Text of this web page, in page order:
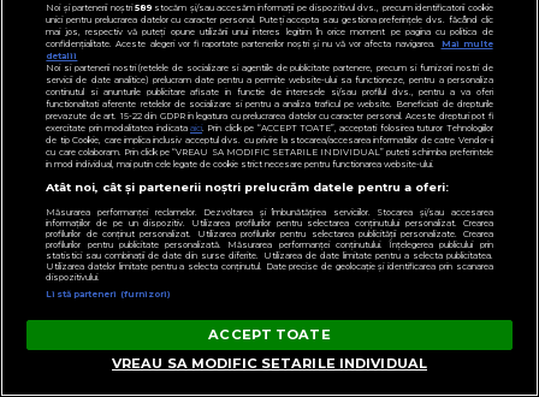
Noi și partenerii noștri589stocăm și/sau accesăm informații pe dispozitivul dvs., precum identificatorii cookie
unici pentru prelucrarea datelor cu caracter personal. Puteți accepta sau gestiona preferințele dvs. făcând clic
mai jos, respectiv vă puteți opune utilizării unui interes legitim în orice moment pe pagina cu politica de
confidențialitate. Aceste alegeri vor fi raportate partenerilor noștri și nu vă vor afecta navigarea.
Mai multe
detalii
Noi si partenerii nostri (retelele de socializare si agentiile de publicitate partenere, precum si furnizorii nostri de
servicii de date analitice) prelucram date pentru a permite website-ului sa functioneze, pentru a personaliza
continutul si anunturile publicitare afisate in functie de interesele si/sau profilul dvs., pentru a va oferi
functionalitati aferente retelelor de socializare si pentru a analiza traficul pe website. Beneficiati de drepturile
prevazute de art. 15-22 din GDPR in legatura cu prelucrarea datelor cu caracter personal. Aceste drepturi pot fi
exercitate prin modalitatea indicataaici. Prin click pe “ACCEPT TOATE”, acceptati folosirea tuturor Tehnologiilor
de tip Cookie, care implica inclusiv acceptul dvs. cu privire la stocarea/accesarea informatiilor de catre Vendor-ii
cu care colaboram. Prin click pe “VREAU SA MODIFIC SETARILE INDIVIDUAL” puteti schimba preferintele
in mod individual, mai putin cele legate de cookie strict necesare pentru functionarea website-ului.
Atât noi, cât și partenerii noștri prelucrăm datele pentru a oferi:
Măsurarea performanței reclamelor. Dezvoltarea și îmbunătățirea serviciilor. Stocarea și/sau accesarea
informațiilor de pe un dispozitiv. Utilizarea profilurilor pentru selectarea conținutului personalizat. Crearea
profilurilor de conținut personalizat. Utilizarea profilurilor pentru selectarea publicității personalizate. Crearea
profilurilor pentru publicitate personalizată. Măsurarea performanței conținutului. Înțelegerea publicului prin
statistici sau combinații de date din surse diferite. Utilizarea de date limitate pentru a selecta publicitatea.
Utilizarea datelor limitate pentru a selecta conținutul. Date precise de geolocație și identificarea prin scanarea
dispozitivului.
Listă parteneri (furnizori)
ACCEPT TOATE
VREAU SA MODIFIC SETARILE INDIVIDUAL